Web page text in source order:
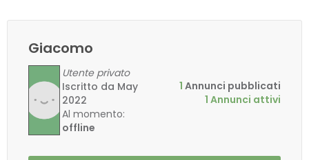
Giacomo
Utente privato
Iscritto da May
2022
Al momento:
offline
1 Annunci pubblicati
1 Annunci attivi